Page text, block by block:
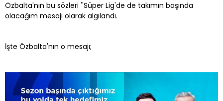
Özbalta'nın bu sözleri ''Süper Lig'de de takımın başında
olacağım mesajı olarak algılandı.
İşte Özbalta'nın o mesajı;